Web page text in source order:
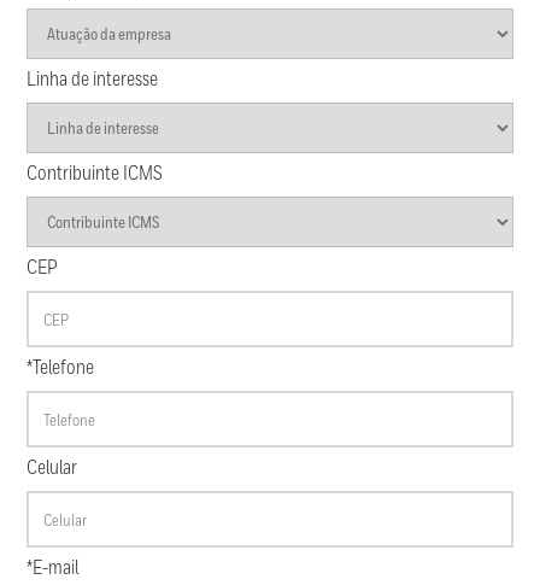
Linha de interesse
Contribuinte ICMS
CEP
*Telefone
Celular
*E-mail